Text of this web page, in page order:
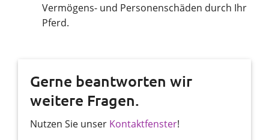
Vermögens- und Personenschäden durch Ihr
Pferd.
Gerne beantworten wir
weitere Fragen.
Nutzen Sie unser Kontaktfenster!